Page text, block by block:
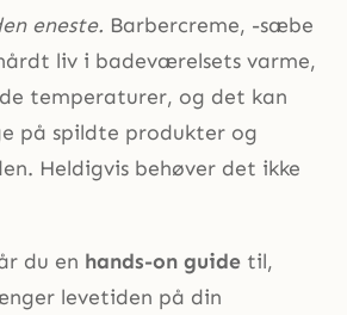
eneste. Barbercreme, -sæbe
liv i badeværelsets varme,
temperaturer, og det kan
på spildte produkter og
Heldigvis behøver det ikke
du en hands-on guide til,
levetiden på din